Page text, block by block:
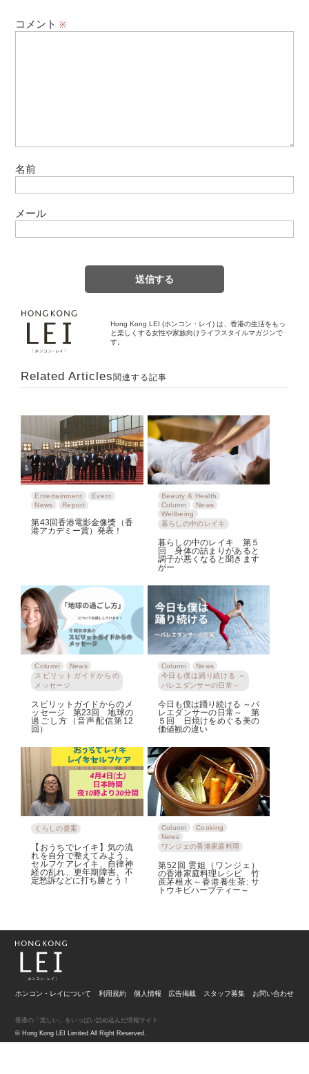
コメント※
名前
メール
Hong Kong LEI (ホンコン・レイ) は、香港の生活をもっ
と楽しくする女性や家族向けライフスタイルマガジンで
す。
Related Articles関連する記事
Entertainment
Event
News
Report
第43回香港電影金像獎（香
港アカデミー賞）発表！
Beauty & Health
Column
News
Wellbeing
暮らしの中のレイキ
暮らしの中のレイキ 第５
回 身体の詰まりがあると
調子が悪くなると聞きます
がー
Column
News
スピリットガイドからの
メッセージ
スピリットガイドからのメ
ッセージ 第23回 地球の
過ごし方（音声配信第12
回）
Column
News
今日も僕は踊り続ける ～
バレエダンサーの日常～
今日も僕は踊り続ける ～バ
レエダンサーの日常～ 第
５回 日焼けをめぐる美の
価値観の違い
くらしの提案
【おうちでレイキ】気の流
れを自分で整えてみよう。
セルフケアレイキ、自律神
経の乱れ、更年期障害、不
定愁訴などに打ち勝とう！
Column
Cooking
News
ワンジェの香港家庭料理
第52回 雲姐（ワンジェ）
の香港家庭料理レシピ 竹
蔗茅根水～香港養生茶: サ
トウキビハーブティー～
ホンコン・レイについて 利用規約 個人情報 広告掲載 スタッフ募集 お問い合わせ
© Hong Kong LEI Limited All Right Reserved.
香港の「楽しい」をいっぱい詰め込んだ情報サイト